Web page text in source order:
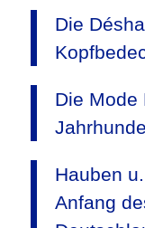
Die
Die Mode
Hauben
Anfang